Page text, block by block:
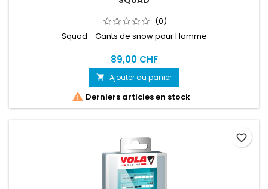
(0)
Squad - Gants de snow pour Homme
89,00 CHF
 Ajouter au panier
 Derniers articles en stock
favorite_border